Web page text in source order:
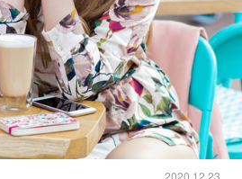
2020.12.23